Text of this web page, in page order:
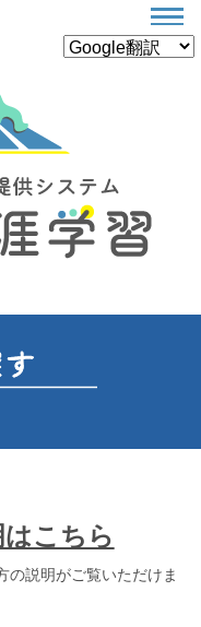
こちら
の説明がご覧いただけま